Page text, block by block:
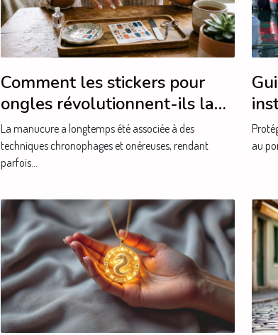
Comment les stickers pour
ongles révolutionnent-ils la
manucure ?
La manucure a longtemps été associée à des
techniques chronophages et onéreuses, rendant
parfois...
au